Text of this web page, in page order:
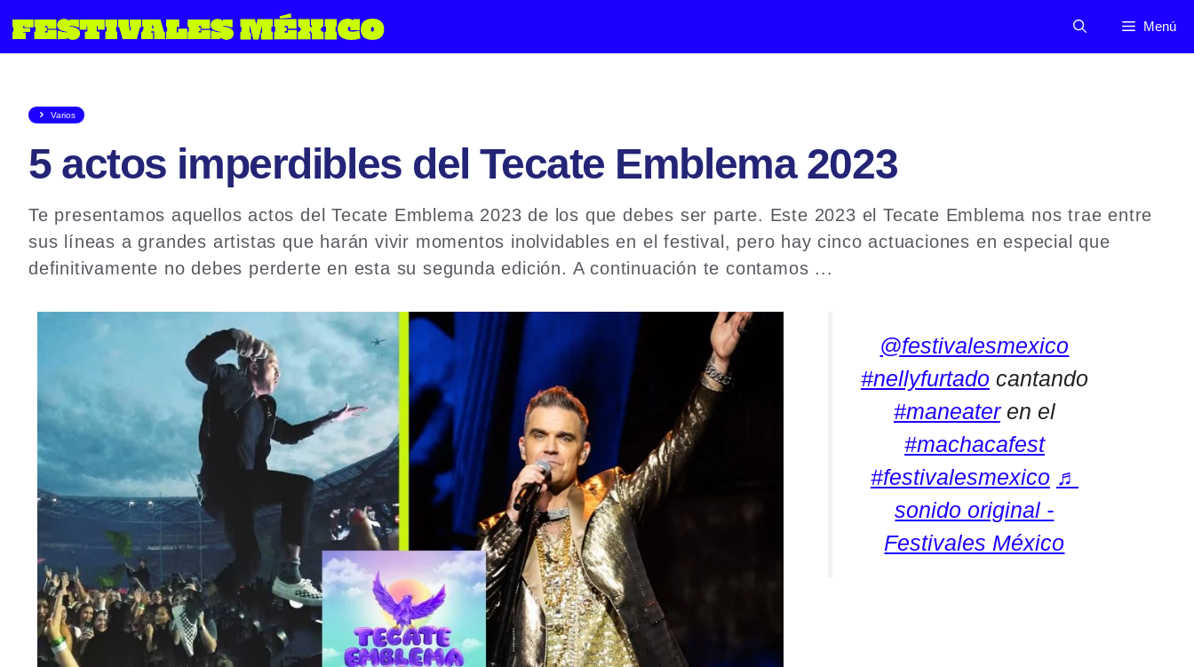
al
Menú
Varios
5 actos imperdibles del Tecate Emblema 2023
Te presentamos aquellos actos del Tecate Emblema 2023 de los que debes ser parte. Este 2023 el Tecate Emblema nos trae entre
sus líneas a grandes artistas que harán vivir momentos inolvidables en el festival, pero hay cinco actuaciones en especial que
definitivamente no debes perderte en esta su segunda edición. A continuación te contamos ...
@festivalesmexico
#nellyfurtado cantando
#maneateren el
#machacafest
#festivalesmexico ♬
sonido original -
Festivales México